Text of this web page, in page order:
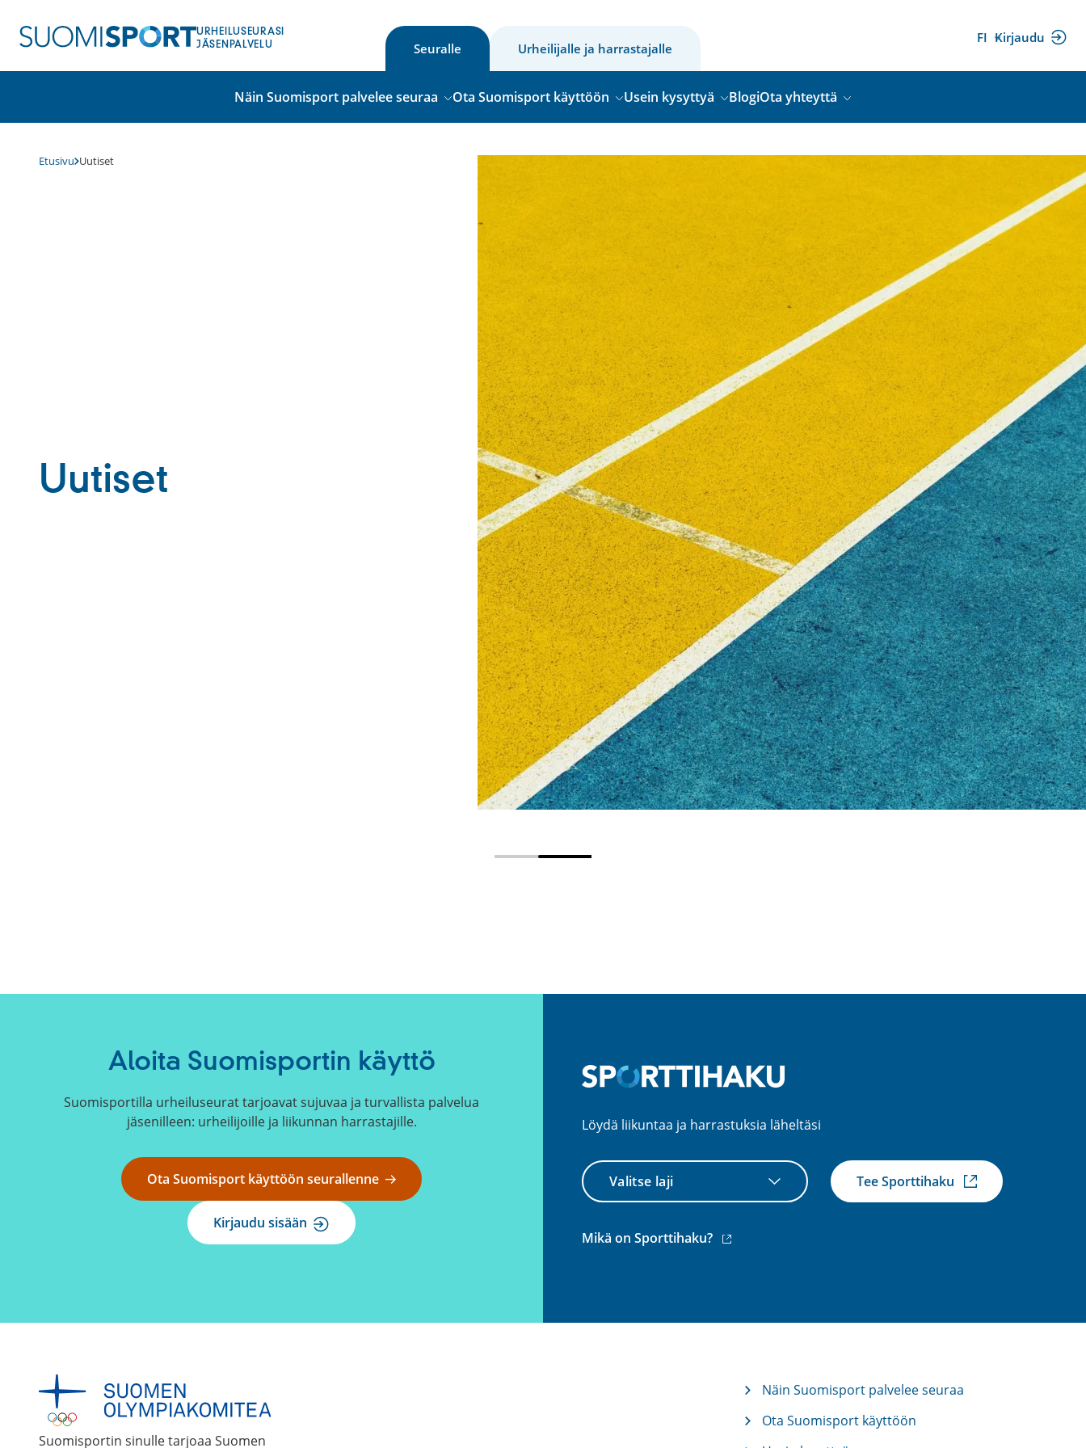
sisältöön
URHEILUSEURASI
JÄSENPALVELU
FI Kirjaudu
(ulkoinen
linkki)
Seuralle Urheilijalle ja harrastajalle
Näin Suomisport palvelee seuraa Ota Suomisport käyttöön Usein kysyttyä BlogiOta yhteyttä
Etusivu Uutiset
Uutiset
Aloita Suomisportin käyttö
Suomisportilla urheiluseurat tarjoavat sujuvaa ja turvallista palvelua
jäsenilleen: urheilijoille ja liikunnan harrastajille.
Ota Suomisport käyttöön seurallenne
Kirjaudu sisään
Löydä liikuntaa ja harrastuksia läheltäsi
Valitse
laji
Tee Sporttihaku
Mikä on Sporttihaku? (ulkoinen
Suomisportin sinulle tarjoaa Suomen
Näin Suomisport palvelee seuraa
Ota Suomisport käyttöön